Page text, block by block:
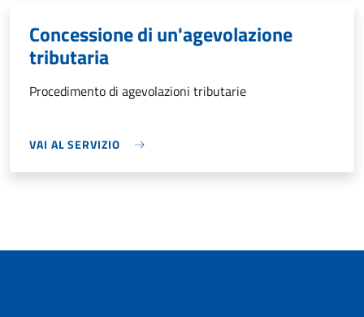
Concessione di un'agevolazione
tributaria
Procedimento di agevolazioni tributarie
VAI AL SERVIZIO